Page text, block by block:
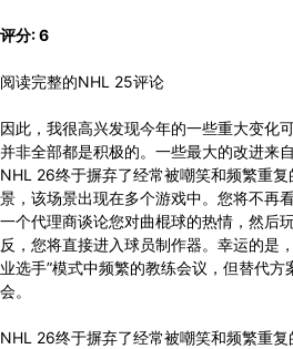
评分: 6
阅读完整的NHL 25评论
因此，我很高兴发现今年的一些重大变化
并非全部都是积极的。一些最大的改进来
NHL 26终于摒弃了经常被嘲笑和频繁重复
景，该场景出现在多个游戏中。您将不再
一个代理商谈论您对曲棍球的热情，然后
反，您将直接进入球员制作器。幸运的是
业选手”模式中频繁的教练会议，但替代
会。
NHL 26终于摒弃了经常被嘲笑和频繁重复